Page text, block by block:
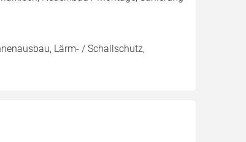
Lärm- / Schallschutz,